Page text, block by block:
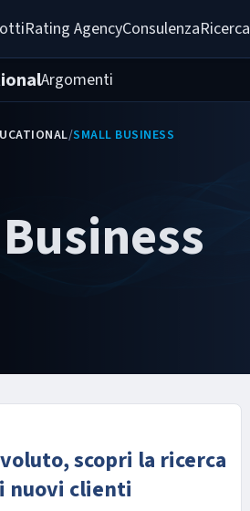
Rating AgencyConsulenza
Argomenti
/SMALL BUSINESS
scopri la ricerca
nuovi clienti